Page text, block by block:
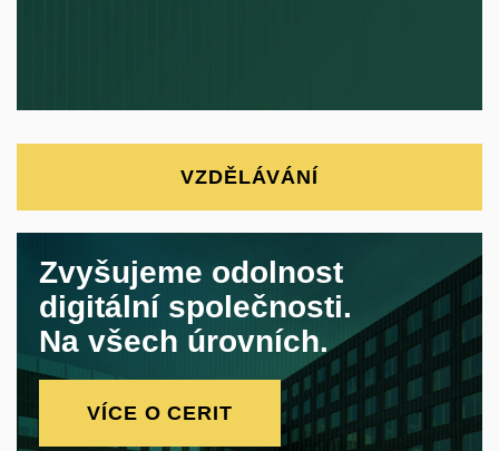
VZDĚLÁVÁNÍ
Zvyšujeme odolnost
digitální společnosti.
Na všech úrovních.
VÍCE O CERIT